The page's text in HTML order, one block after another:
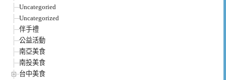
Uncategoried
Uncategorized
伴手禮
公益活動
南亞美食
南投美食
台中美食